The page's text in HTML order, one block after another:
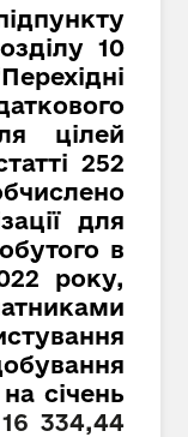
10
цілей
252
для
в
року,
січень
16 334,44